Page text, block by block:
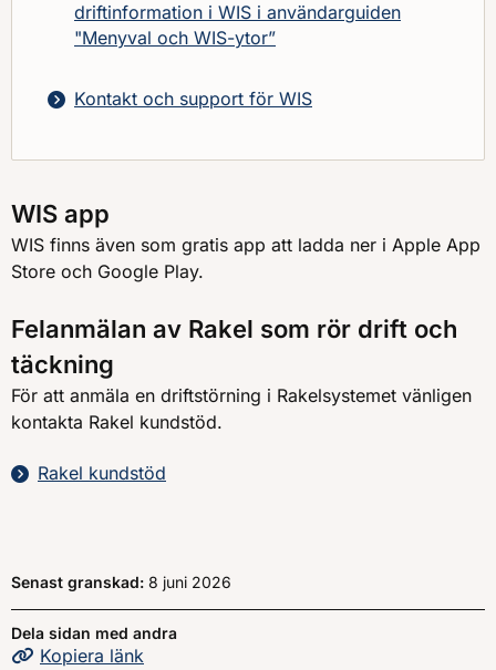
driftinformation i WIS i användarguiden
"Menyval och WIS-ytor”
Kontakt och support för WIS
WIS app
WIS finns även som gratis app att ladda ner i Apple App
Store och Google Play.
Felanmälan av Rakel som rör drift och
täckning
För att anmäla en driftstörning i Rakelsystemet vänligen
kontakta Rakel kundstöd.
Rakel kundstöd
Senast granskad: 8 juni 2026
Dela sidan med andra
Kopiera sidans
länk